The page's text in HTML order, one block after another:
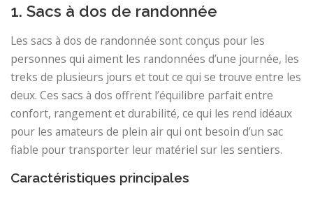
1. Sacs à dos de randonnée
Les sacs à dos de randonnée sont conçus pour les
personnes qui aiment les randonnées d’une journée, les
treks de plusieurs jours et tout ce qui se trouve entre les
deux. Ces sacs à dos offrent l’équilibre parfait entre
confort, rangement et durabilité, ce qui les rend idéaux
pour les amateurs de plein air qui ont besoin d’un sac
fiable pour transporter leur matériel sur les sentiers.
Caractéristiques principales